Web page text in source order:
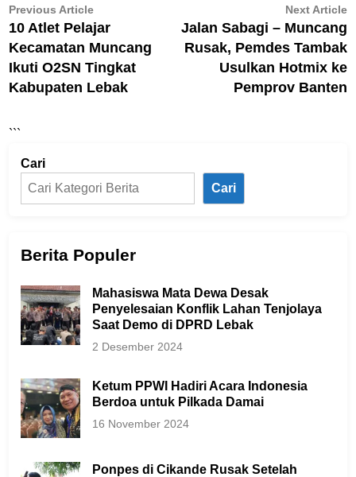
Navigasi
pos
Previous ArticlePrevious
article:
10 Atlet Pelajar
Kecamatan Muncang
Ikuti O2SN Tingkat
Kabupaten Lebak
Next Article
Jalan Sabagi – Muncang
Rusak, Pemdes Tambak
Usulkan Hotmix ke
Pemprov Banten
```
Cari
Cari
Berita Populer
Mahasiswa Mata Dewa Desak
Penyelesaian Konflik Lahan Tenjolaya
Saat Demo di DPRD Lebak
2 Desember 2024
Ketum PPWI Hadiri Acara Indonesia
Berdoa untuk Pilkada Damai
16 November 2024
Ponpes di Cikande Rusak Setelah